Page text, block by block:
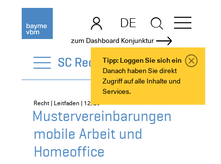
zum Dashboard Konjunktur
Tipp: Loggen Sie sich ein
Danach haben Sie direkt
Zugriff auf alle Inhalte und
Services.
DE
EN
SC Recht
Recht | Leitfaden | 12/25
Mustervereinbarungen
mobile Arbeit und
Homeoffice